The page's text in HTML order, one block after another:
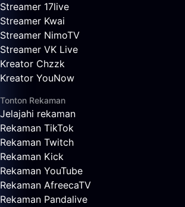
Streamer 17live
Streamer Kwai
Streamer NimoTV
Streamer VK Live
Kreator Chzzk
Kreator YouNow
Tonton Rekaman
Jelajahi rekaman
Rekaman TikTok
Rekaman Twitch
Rekaman Kick
Rekaman YouTube
Rekaman AfreecaTV
Rekaman Pandalive